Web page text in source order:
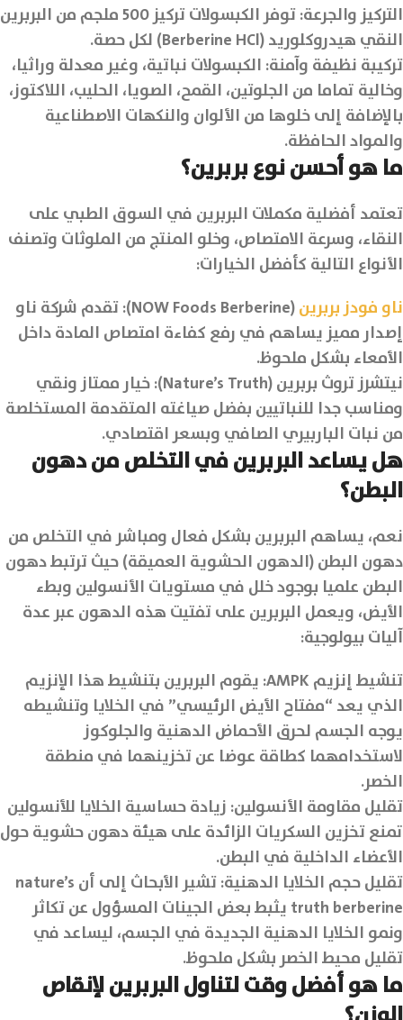
التركيز والجرعة: توفر الكبسولات تركيز 500 ملجم من البربرين
النقي هيدروكلوريد (Berberine HCl) لكل حصة.
تركيبة نظيفة وآمنة: الكبسولات نباتية، وغير معدلة وراثيا،
وخالية تماما من الجلوتين، القمح، الصويا، الحليب، اللاكتوز،
بالإضافة إلى خلوها من الألوان والنكهات الاصطناعية
والمواد الحافظة.
ما هو أحسن نوع بربرين؟
تعتمد أفضلية مكملات البربرين في السوق الطبي على
النقاء، وسرعة الامتصاص، وخلو المنتج من الملوثات وتصنف
الأنواع التالية كأفضل الخيارات:
ناو فودز بربرين
(NOW Foods Berberine): تقدم شركة ناو
إصدار مميز يساهم في رفع كفاءة امتصاص المادة داخل
الأمعاء بشكل ملحوظ.
نيتشرز تروث بربرين (Nature’s Truth): خيار ممتاز ونقي
ومناسب جدا للنباتيين بفضل صياغته المتقدمة المستخلصة
من نبات الباربيري الصافي وبسعر اقتصادي.
هل يساعد البربرين في التخلص من دهون
البطن؟
نعم، يساهم البربرين بشكل فعال ومباشر في التخلص من
دهون البطن (الدهون الحشوية العميقة) حيث ترتبط دهون
البطن علميا بوجود خلل في مستويات الأنسولين وبطء
الأيض، ويعمل البربرين على تفتيت هذه الدهون عبر عدة
آليات بيولوجية:
تنشيط إنزيم AMPK: يقوم البربرين بتنشيط هذا الإنزيم
الذي يعد “مفتاح الأيض الرئيسي” في الخلايا وتنشيطه
يوجه الجسم لحرق الأحماض الدهنية والجلوكوز
لاستخدامهما كطاقة عوضا عن تخزينهما في منطقة
الخصر.
تقليل مقاومة الأنسولين: زيادة حساسية الخلايا للأنسولين
تمنع تخزين السكريات الزائدة على هيئة دهون حشوية حول
الأعضاء الداخلية في البطن.
تقليل حجم الخلايا الدهنية: تشير الأبحاث إلى أن nature’s
truth berberine يثبط بعض الجينات المسؤول عن تكاثر
ونمو الخلايا الدهنية الجديدة في الجسم، ليساعد في
تقليل محيط الخصر بشكل ملحوظ.
ما هو أفضل وقت لتناول البربرين لإنقاص